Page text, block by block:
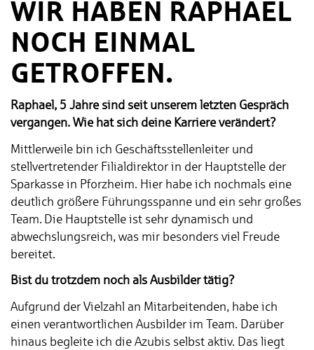
WIR HABEN RAPHAEL
NOCH EINMAL
GETROFFEN.
Raphael, 5 Jahre sind seit unserem letzten Gespräch
vergangen. Wie hat sich deine Karriere verändert?
Mittlerweile bin ich Geschäftsstellenleiter und
stellvertretender Filialdirektor in der Hauptstelle der
Sparkasse in Pforzheim. Hier habe ich nochmals eine
deutlich größere Führungsspanne und ein sehr großes
Team. Die Hauptstelle ist sehr dynamisch und
abwechslungsreich, was mir besonders viel Freude
bereitet.
Bist du trotzdem noch als Ausbilder tätig?
Aufgrund der Vielzahl an Mitarbeitenden, habe ich
einen verantwortlichen Ausbilder im Team. Darüber
hinaus begleite ich die Azubis selbst aktiv. Das liegt